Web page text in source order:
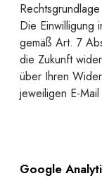
Die Einwilligung
gemäß Art. 7
die Zukunft
über Ihren
jeweiligen E-
Google